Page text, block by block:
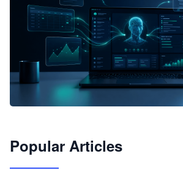
JimoClaw 桌面 AI Agent 工作台
Popular Articles